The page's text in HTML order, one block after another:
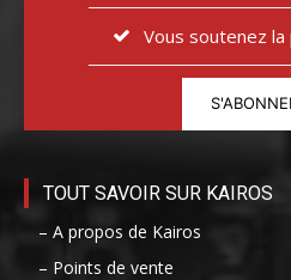
Vous soutenez
TOUT SAVOIR SUR KAIROS
– A propos de Kairos
– Points de vente